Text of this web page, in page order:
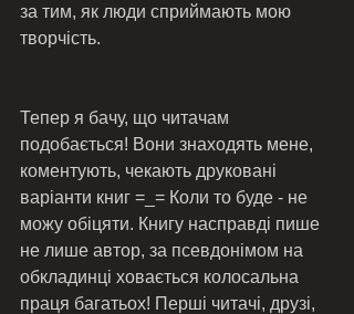
за тим, як люди сприймають мою
творчість.
Тепер я бачу, що читачам
подобається! Вони знаходять мене,
коментують, чекають друковані
варіанти книг =_= Коли то буде - не
можу обіцяти. Книгу насправді пише
не лише автор, за псевдонімом на
обкладинці ховається колосальна
праця багатьох! Перші читачі, друзі,